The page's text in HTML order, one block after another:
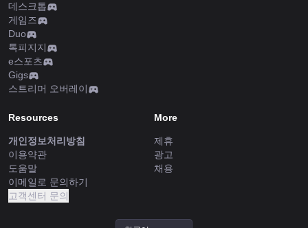
데스크톱
게임즈
Duo
톡피지지
e스포츠
Gigs
스트리머 오버레이
Resources
개인정보처리방침
이용약관
도움말
이메일로 문의하기
고객센터 문의
More
제휴
광고
채용